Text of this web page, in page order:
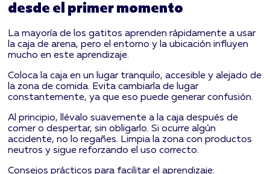
desde el primer momento
La mayoría de los gatitos aprenden rápidamente a usar
la caja de arena, pero el entorno y la ubicación influyen
mucho en este aprendizaje.
Coloca la caja en un lugar tranquilo, accesible y alejado de
la zona de comida. Evita cambiarla de lugar
constantemente, ya que eso puede generar confusión.
Al principio, llévalo suavemente a la caja después de
comer o despertar, sin obligarlo. Si ocurre algún
accidente, no lo regañes. Limpia la zona con productos
neutros y sigue reforzando el uso correcto.
Consejos prácticos para facilitar el aprendizaje: